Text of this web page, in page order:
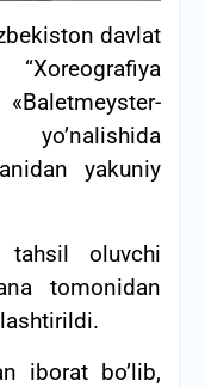
davlat
yakuniy
tahsil oluvchi
tomonidan
iborat bo’lib,